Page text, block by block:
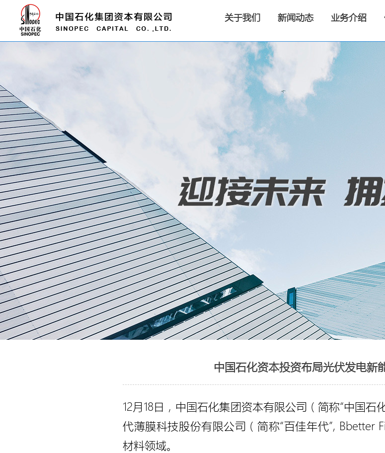
关于我们 新闻动态 业务介绍
中国石化资本投资布局光伏发电新
12月18日，中国石化集团资本有限公司（简称“中国石
代薄膜科技股份有限公司（简称“百佳年代”, Bbetter
材料领域。